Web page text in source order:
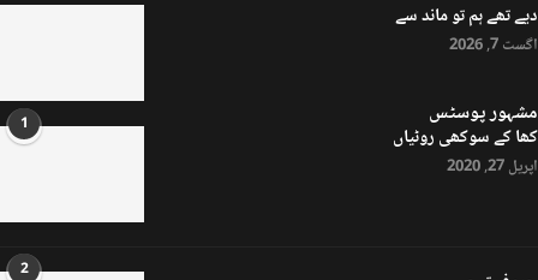
دیے تھے ہم تو ماند سے
اگست 7, 2026
مشہور پوسٹس 1 کھا کے سوکھی روٹیاں
اپریل 27, 2020
2